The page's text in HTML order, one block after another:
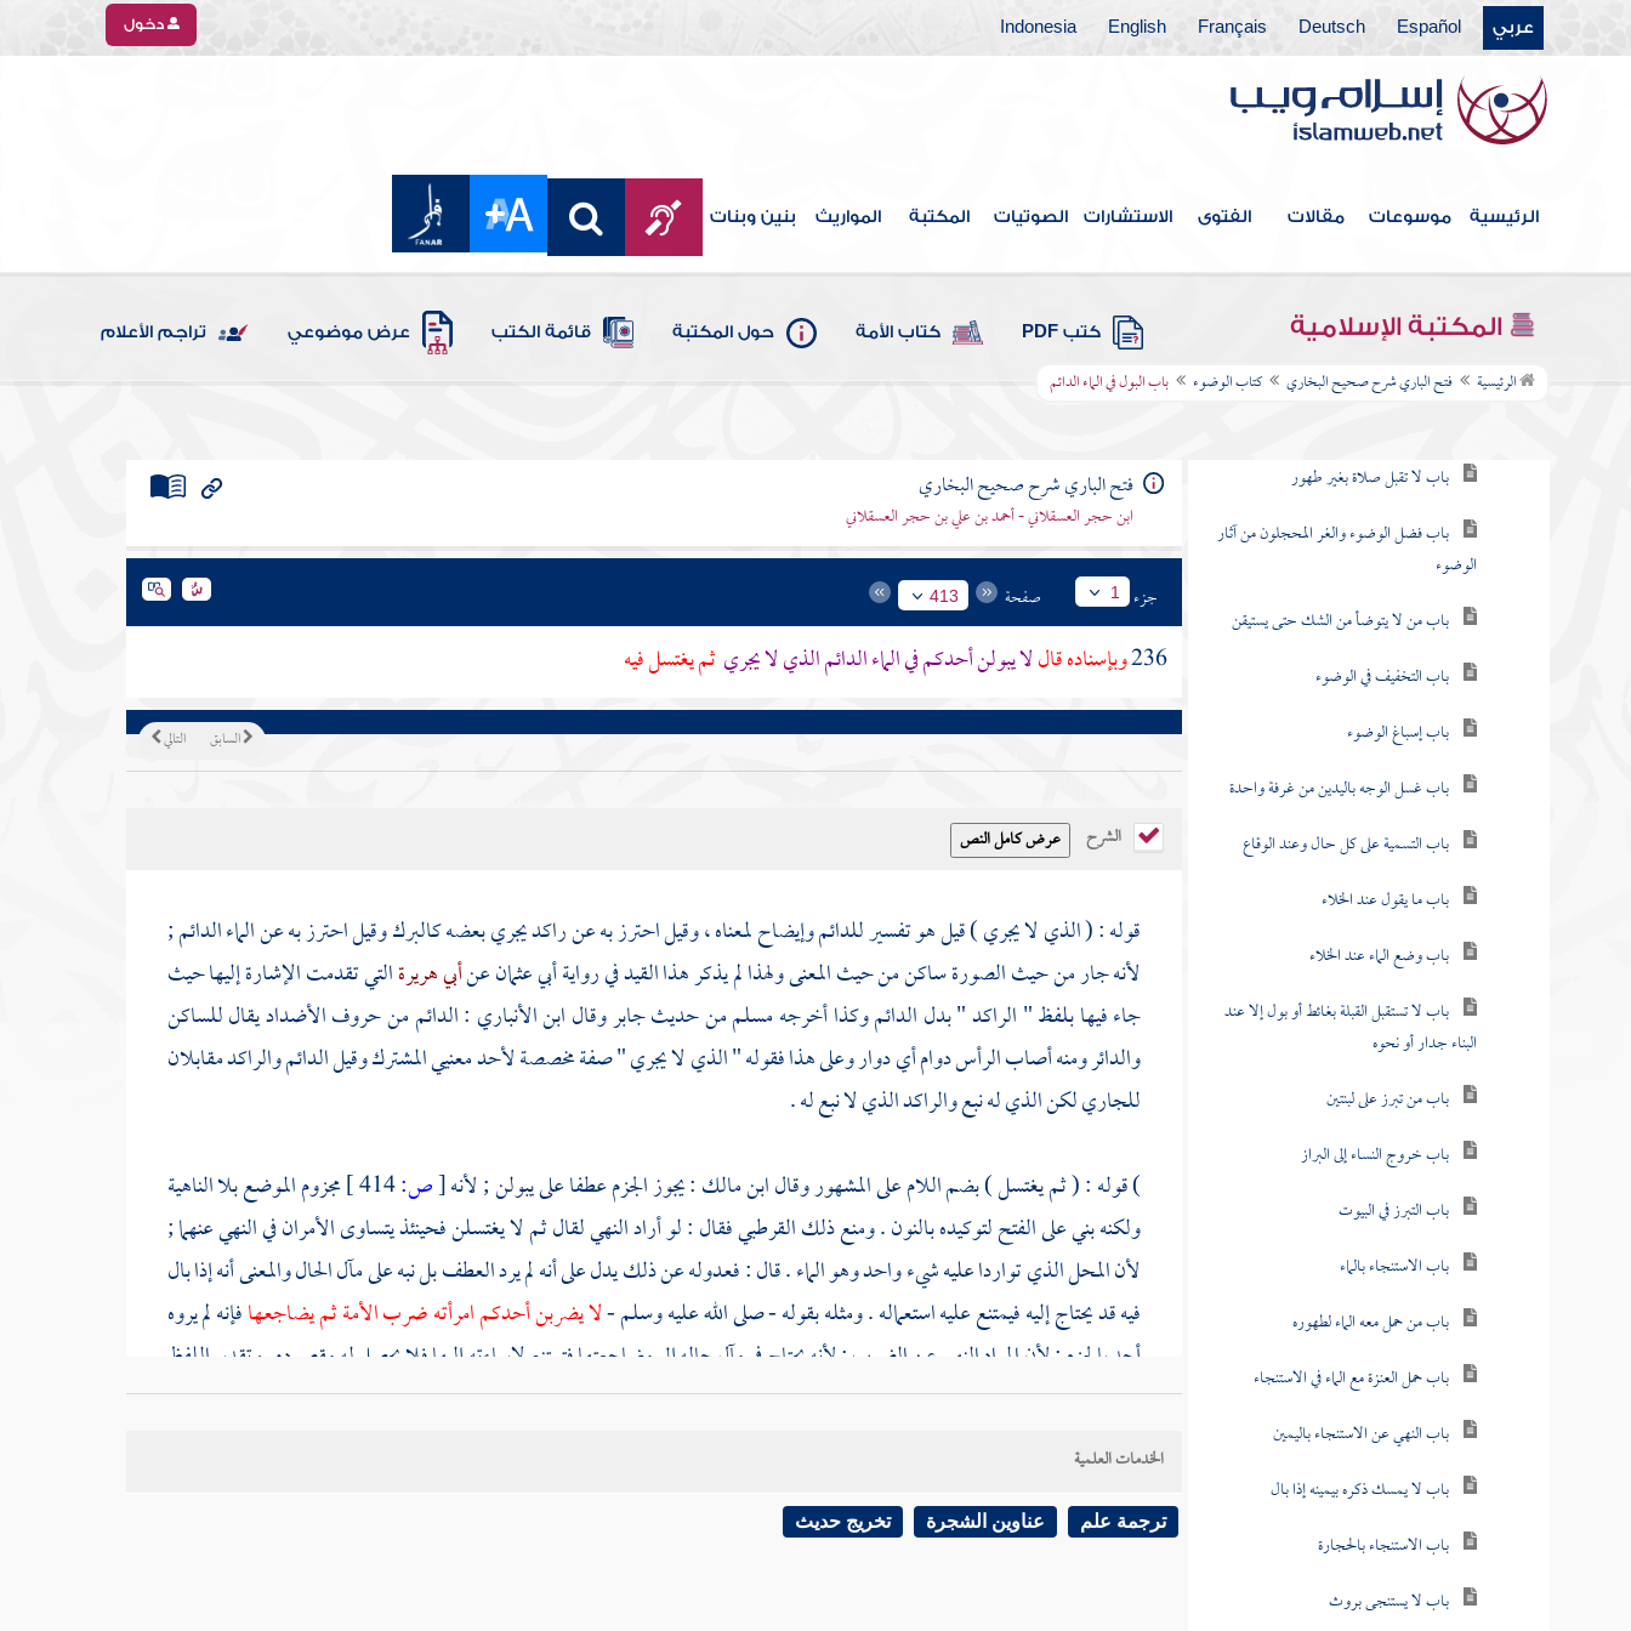
عربي Español
Deutsch
Français
English
Indonesia دخول
الرئيسية موسوعات مقالات الفتوى الاستشارات الصوتيات المكتبة المواريث بنين وبنات
المكتبة الإسلامية كتب PDF كتاب الأمة حول المكتبة قائمة الكتب عرض موضوعي تراجم الأعلام
الرئيسية فتح الباري شرح صحيح البخاري كتاب الوضوء باب البول في الماء الدائم
فهرس الكتاب
كتاب بدء الوحي
كتاب الإيمان
كتاب العلم
كتاب الوضوء
باب لا تقبل صلاة بغير طهور
باب فضل الوضوء والغر المحجلون من آثار
الوضوء
باب من لا يتوضأ من الشك حتى يستيقن
باب التخفيف في الوضوء
باب إسباغ الوضوء
باب غسل الوجه باليدين من غرفة واحدة
باب التسمية على كل حال وعند الوقاع
باب ما يقول عند الخلاء
باب وضع الماء عند الخلاء
باب لا تستقبل القبلة بغائط أو بول إلا عند
البناء جدار أو نحوه
باب من تبرز على لبنتين
باب خروج النساء إلى البراز
باب التبرز في البيوت
باب الاستنجاء بالماء
باب من حمل معه الماء لطهوره
باب حمل العنزة مع الماء في الاستنجاء
باب النهي عن الاستنجاء باليمين
باب لا يمسك ذكره بيمينه إذا بال
باب الاستنجاء بالحجارة
باب لا يستنجى بروث
فتح الباري شرح صحيح البخاري
ابن حجر العسقلاني - أحمد بن علي بن حجر العسقلاني
جزء 1 صفحة 413
236وبإسناده قاللا يبولن أحدكم في الماء الدائم الذي لا يجري ثم يغتسل فيه
التالي السابق
الشرح
قوله : ( الذي لا يجري ) قيل هو تفسير للدائم وإيضاح لمعناه ، وقيل احترز به عن راكد يجري بعضه كالبرك وقيل احترز به عن الماء الدائم ;
لأنه جار من حيث الصورة ساكن من حيث المعنى ولهذا لم يذكر هذا القيد في روايةأبي عثمانعنأبي هريرةالتي تقدمت الإشارة إليها حيث
جاء فيها بلفظ " الراكد " بدل الدائم وكذا أخرجهمسلممن حديثجابروقالابن الأنباري : الدائم من حروف الأضداد يقال للساكن
والدائر ومنه أصاب الرأس دوام أي دوار وعلى هذا فقوله " الذي لا يجري " صفة مخصصة لأحد معنيي المشترك وقيل الدائم والراكد مقابلان
للجاري لكن الذي له نبع والراكد الذي لا نبع له .
) قوله : ( ثم يغتسل ) بضم اللام على المشهور وقالابن مالك: يجوز الجزم عطفا على يبولن ; لأنه[ص:414 ]
مجزوم الموضع بلا الناهية
ولكنه بني على الفتح لتوكيده بالنون . ومنع ذلكالقرطبيفقال : لو أراد النهي لقال ثم لا يغتسلن فحينئذ يتساوى الأمران في النهي عنهما ;
لأن المحل الذي تواردا عليه شيء واحد وهو الماء . قال : فعدوله عن ذلك يدل على أنه لم يرد العطف بل نبه على مآل الحال والمعنى أنه إذا بال
فيه قد يحتاج إليه فيمتنع عليه استعماله . ومثله بقوله - صلى الله عليه وسلم -لا يضربن أحدكم امرأته ضرب الأمة ثم يضاجعهافإنه لم يروه
أحد بالجزم ; لأن المراد النهي عن الضرب ; لأنه يحتاج في مآل حاله إلى مضاجعتها فتمتنع لإساءته إليها فلا يحصل له مقصوده . وتقدير اللفظ
ثم هو يضاجعها . وفي حديث الباب " ثم هو يغتسل منه " وتعقب بأنه لا يلزم من تأكيد النهي أن لا يعطف عليه نهي آخر غير مؤكد ; لاحتمال
أن يكون للتأكيد في أحدهما معنى ليس للآخر . قال
الأحكام المتعددة لفظ واحد فيؤخذ النهي عن الجمع بينهما من هذا الحديث إن ثبتت رواية النصب ويؤخذ النهي عن الإفراد من حديث آخر .
الخدمات العلمية
ترجمة علم عناوين الشجرة تخريج حديث